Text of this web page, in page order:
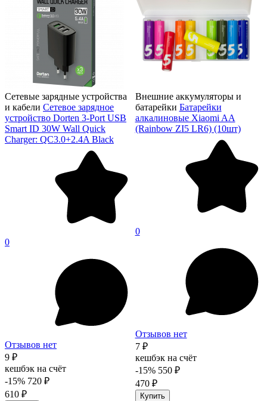
Сетевые зарядные устройства
и кабели Сетевое зарядное
устройство Dorten 3-Port USB
Smart ID 30W Wall Quick
Charger: QC3.0+2.4A Black
0
Отзывов нет
9 ₽
кешбэк на счёт
-15% 720 ₽
610 ₽
Внешние аккумуляторы и
батарейки Батарейки
алкалиновые Xiaomi AA
(Rainbow ZI5 LR6) (10шт)
0
Отзывов нет
7 ₽
кешбэк на счёт
-15% 550 ₽
470 ₽
Купить